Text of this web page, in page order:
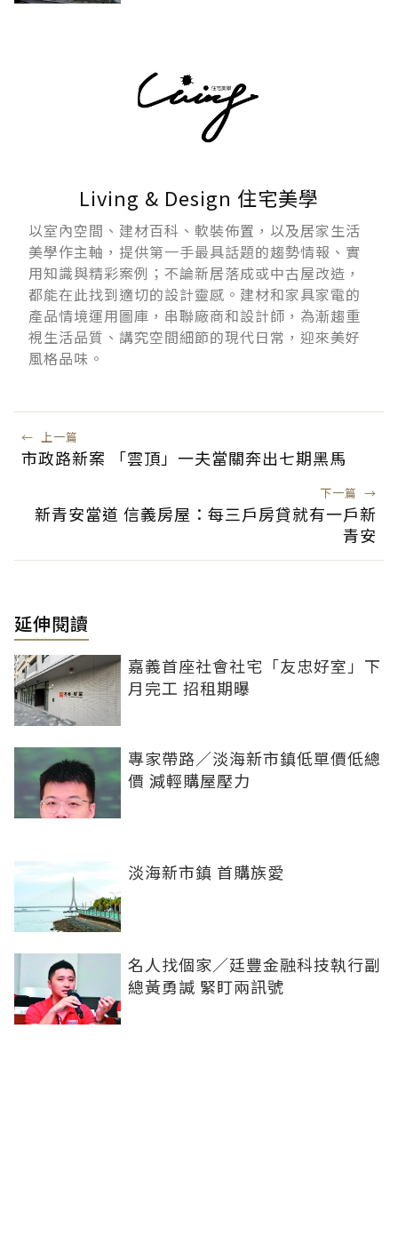
Living & Design 住宅美學
以室內空間、建材百科、軟裝佈置，以及居家生活
美學作主軸，提供第一手最具話題的趨勢情報、實
用知識與精彩案例；不論新居落成或中古屋改造，
都能在此找到適切的設計靈感。建材和家具家電的
產品情境運用圖庫，串聯廠商和設計師，為漸趨重
視生活品質、講究空間細節的現代日常，迎來美好
風格品味。
← 上一篇
市政路新案 「雲頂」一夫當關奔出七期黑馬
下一篇 →
新青安當道 信義房屋：每三戶房貸就有一戶新
青安
延伸閱讀
嘉義首座社會社宅「友忠好室」下
月完工 招租期曝
專家帶路／淡海新市鎮低單價低總
價 減輕購屋壓力
淡海新市鎮 首購族愛
名人找個家／廷豐金融科技執行副
總黃勇諴 緊盯兩訊號